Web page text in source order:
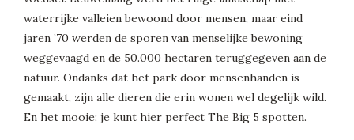
waterrijke valleien bewoond door mensen, maar eind
jaren ’70 werden de sporen van menselijke bewoning
weggevaagd en de 50.000 hectaren teruggegeven aan de
natuur. Ondanks dat het park door mensenhanden is
gemaakt, zijn alle dieren die erin wonen wel degelijk wild.
En het mooie: je kunt hier perfect The Big 5 spotten.